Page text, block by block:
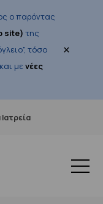
ο παρόντας
site) της
τόσο
μενέες
×